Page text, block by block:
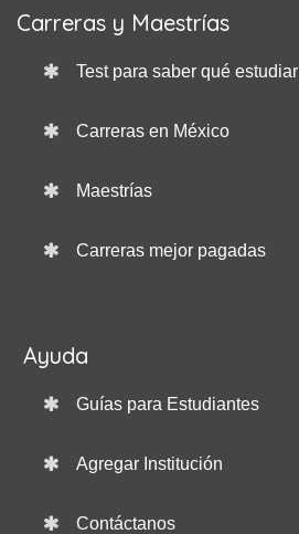
Carreras y Maestrías
Test para saber qué estudiar
Carreras en México
Maestrías
Carreras mejor pagadas
Ayuda
Guías para Estudiantes
Agregar Institución
Contáctanos